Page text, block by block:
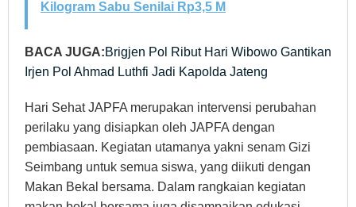
Kilogram Sabu Senilai Rp3,5 M
BACA JUGA:Brigjen Pol Ribut Hari Wibowo Gantikan
Irjen Pol Ahmad Luthfi Jadi Kapolda Jateng
Hari Sehat JAPFA merupakan intervensi perubahan
perilaku yang disiapkan oleh JAPFA dengan
pembiasaan. Kegiatan utamanya yakni senam Gizi
Seimbang untuk semua siswa, yang diikuti dengan
Makan Bekal bersama. Dalam rangkaian kegiatan